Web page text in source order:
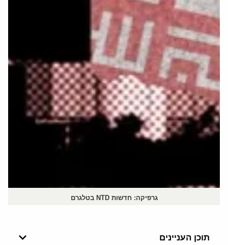
גרפיקה: חדשות NTD בטלגרם
תוכן העניינים